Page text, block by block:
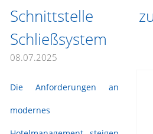
Schnittstelle
Schließsystem
08.07.2025
Die Anforderungen an
modernes